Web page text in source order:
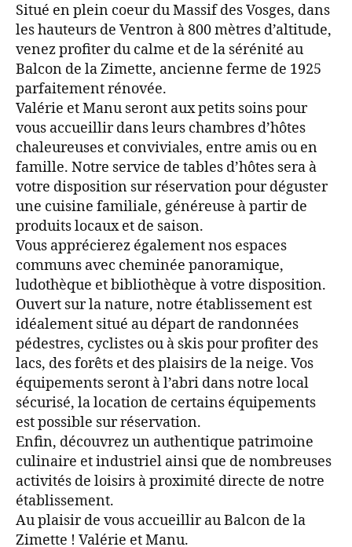
Situé en plein coeur du Massif des Vosges, dans
les hauteurs de Ventron à 800 mètres d’altitude,
venez profiter du calme et de la sérénité au
Balcon de la Zimette, ancienne ferme de 1925
parfaitement rénovée.
Valérie et Manu seront aux petits soins pour
vous accueillir dans leurs chambres d’hôtes
chaleureuses et conviviales, entre amis ou en
famille. Notre service de tables d’hôtes sera à
votre disposition sur réservation pour déguster
une cuisine familiale, généreuse à partir de
produits locaux et de saison.
Vous apprécierez également nos espaces
communs avec cheminée panoramique,
ludothèque et bibliothèque à votre disposition.
Ouvert sur la nature, notre établissement est
idéalement situé au départ de randonnées
pédestres, cyclistes ou à skis pour profiter des
lacs, des forêts et des plaisirs de la neige. Vos
équipements seront à l’abri dans notre local
sécurisé, la location de certains équipements
est possible sur réservation.
Enfin, découvrez un authentique patrimoine
culinaire et industriel ainsi que de nombreuses
activités de loisirs à proximité directe de notre
établissement.
Au plaisir de vous accueillir au Balcon de la
Zimette ! Valérie et Manu.